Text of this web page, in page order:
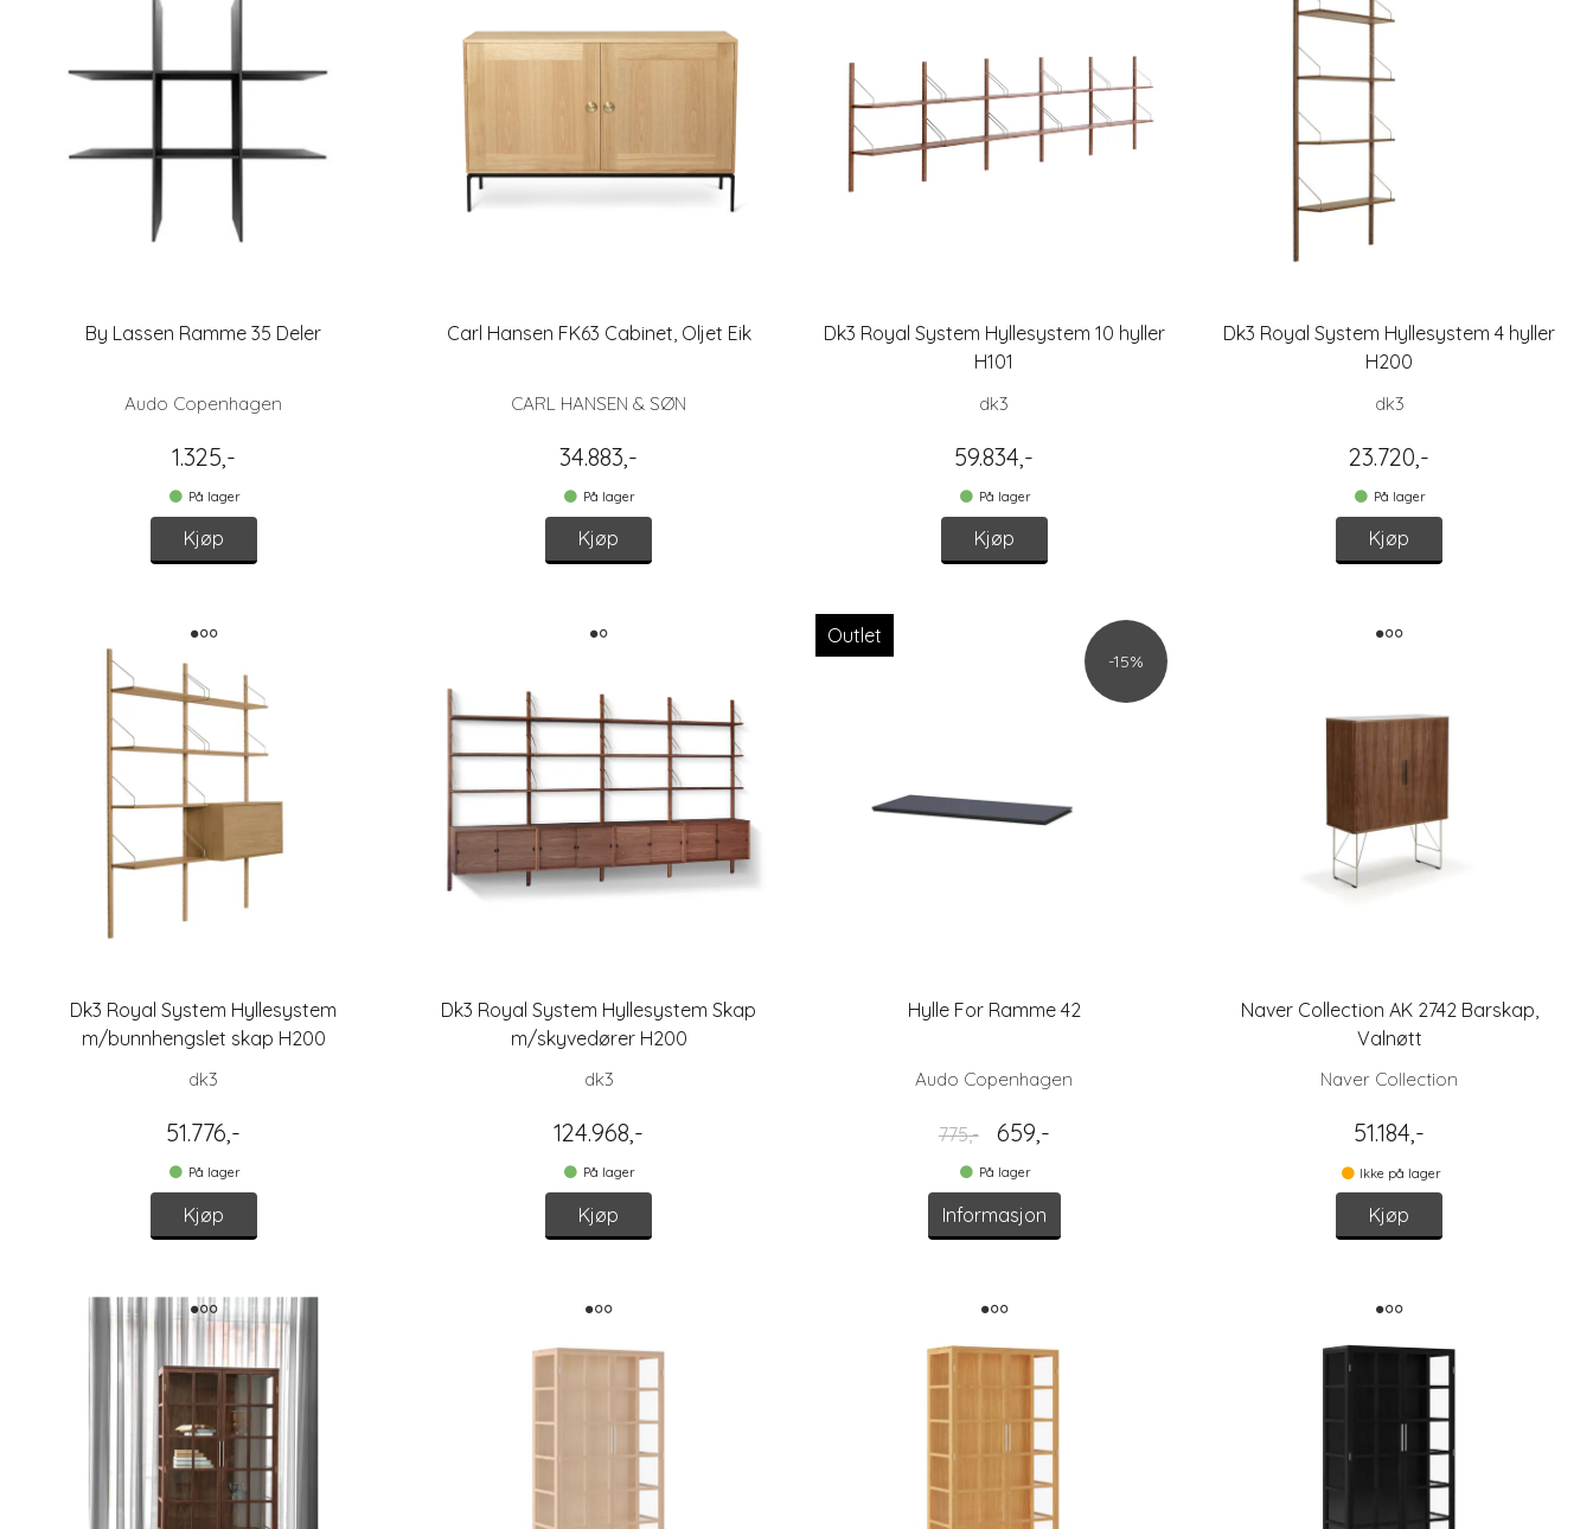
By Lassen Ramme 35 Deler
Audo Copenhagen
1.325,-
På lager
Kjøp
Carl Hansen FK63 Cabinet, Oljet Eik
CARL HANSEN & SØN
34.883,-
På lager
Kjøp
Dk3 Royal System Hyllesystem 10 hyller
H101
dk3
59.834,-
På lager
Kjøp
Dk3 Royal System Hyllesystem 4 hyller
H200
dk3
23.720,-
På lager
Kjøp
Dk3 Royal System Hyllesystem
m/bunnhengslet skap H200
dk3
51.776,-
På lager
Kjøp
Dk3 Royal System Hyllesystem Skap
m/skyvedører H200
dk3
124.968,-
På lager
Kjøp
Outlet
-15%
Hylle For Ramme 42
Audo Copenhagen
775,- 659,-
På lager
Informasjon
Naver Collection AK 2742 Barskap,
Valnøtt
Naver Collection
51.184,-
Ikke på lager
Kjøp